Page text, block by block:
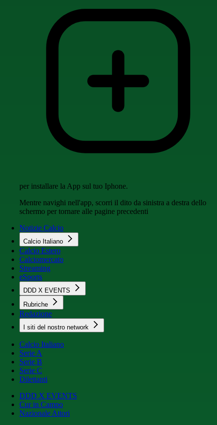
per installare la App sul tuo Iphone.
Mentre navighi nell'app, scorri il dito da sinistra a destra dello
schermo per tornare alle pagine precedenti
Notizie Calcio
Calcio Italiano
Calcio Estero
Calciomercato
Streaming
eSports
DDD X EVENTS
Rubriche
Redazione
I siti del nostro network
Calcio Italiano
Serie A
Serie B
Serie C
Dilettanti
DDD X EVENTS
Cur in Campo
Nazionale Attori